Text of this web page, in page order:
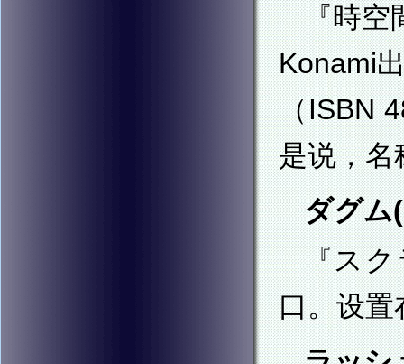
『時空
Konami
（ISBN
是说，名
ダグム
『スク
口。设置